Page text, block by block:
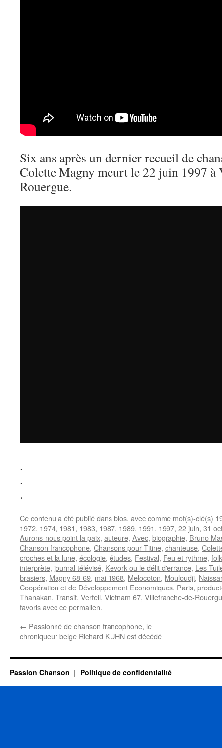
Six ans après un dernier recueil de
Colette Magny meurt le 22 juin 1997 à
Rouergue.
.
.
.
Ce contenu a été publié dansbios, avec comme mot(s)-clé(s)
1972, 1974, 1981, 1983, 1987, 1989, 1991, 1997, 22 juin, 31
Aurons-nous point la paix, auteure, Avec, biographie, Bruno
Chanson francophone, Chansons pour Titine, chanteuse,
croches et la lune, écologie, études, Festival, Feu et rythme, folk
interprète, journal télévisé, Kevork ou le délit d'errance, Les
brasiers, Magny 68-69, mai 1968, Melocoton, Mouloudji,
Coopération et de Développement Economiques, Paris,
Thanakan, Transit, Verfeil, Vietnam 67, Villefranche-de-
favoris avecce permalien.
← Passionné de chanson francophone, le
chroniqueur belge Richard KUHN est décédé
Passion Chanson Politique de confidentialité